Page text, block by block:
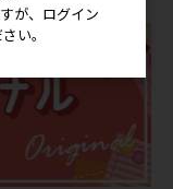
が、ログイン
い。